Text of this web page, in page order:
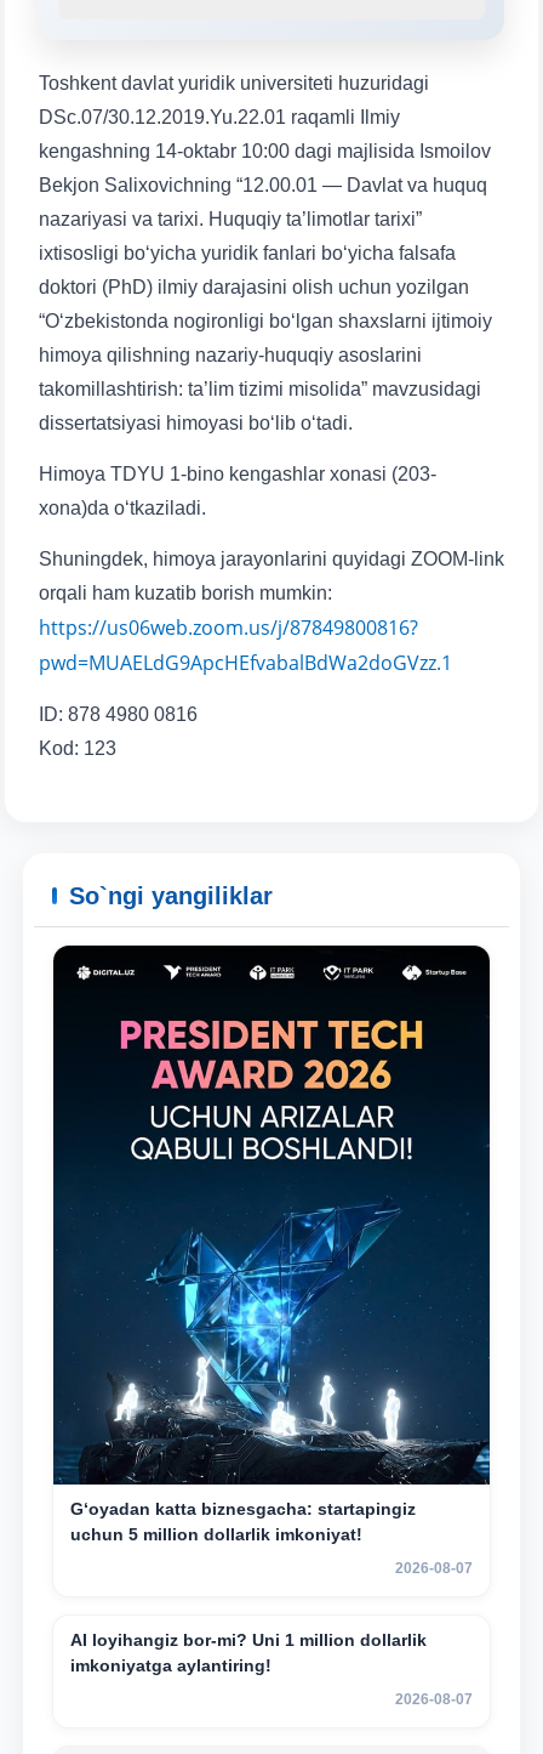
Ism va familiyangiz
Telefon raqamingiz
Pochta
Toshkent davlat yuridik universiteti huzuridagi
DSc.07/30.12.2019.Yu.22.01 raqamli Ilmiy
kengashning 14-oktabr 10:00 dagi majlisida Ismoilov
Bekjon Salixovichning “12.00.01 — Davlat va huquq
nazariyasi va tarixi. Huquqiy ta’limotlar tarixi”
ixtisosligi bo‘yicha yuridik fanlari bo‘yicha falsafa
doktori (PhD) ilmiy darajasini olish uchun yozilgan
“O‘zbekistonda nogironligi bo‘lgan shaxslarni ijtimoiy
himoya qilishning nazariy-huquqiy asoslarini
takomillashtirish: ta’lim tizimi misolida” mavzusidagi
dissertatsiyasi himoyasi bo‘lib o‘tadi.
Himoya TDYU 1-bino kengashlar xonasi (203-
xona)da o‘tkaziladi.
Shuningdek, himoya jarayonlarini quyidagi ZOOM-link
orqali ham kuzatib borish mumkin:
https://us06web.zoom.us/j/87849800816?
pwd=MUAELdG9ApcHEfvabalBdWa2doGVzz.1
ID: 878 4980 0816
Kod: 123
So`ngi yangiliklar
G‘oyadan katta biznesgacha: startapingiz
uchun 5 million dollarlik imkoniyat!
2026-08-07
AI loyihangiz bor-mi? Uni 1 million dollarlik
imkoniyatga aylantiring!
2026-08-07
7. Call-center (4) 8. Bakalavriat kvotasi (3)
9. Magistratura kvotasi (4) ✉️ Adminga yozish